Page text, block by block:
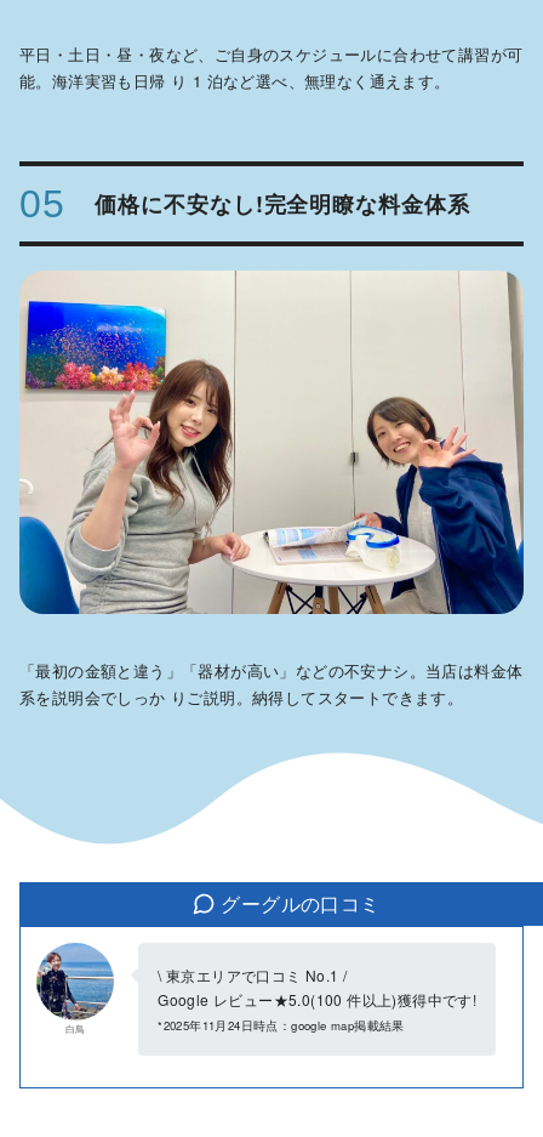
平日・土日・昼・夜など、ご自身のスケジュールに合わせて講習が可
能。海洋実習も日帰 り 1 泊など選べ、無理なく通えます。
05 価格に不安なし!完全明瞭な料金体系
「最初の金額と違う」「器材が高い」などの不安ナシ。当店は料金体
系を説明会でしっか りご説明。納得してスタートできます。
グーグルの口コミ
白鳥
\ 東京エリアで口コミ No.1 /
Google レビュー★5.0(100 件以上)獲得中です!
*2025年11月24日時点：google map掲載結果